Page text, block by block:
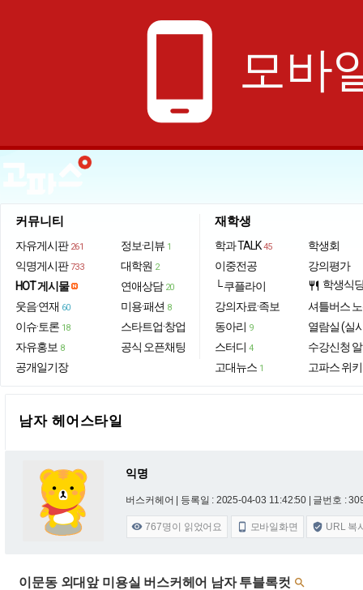
phone_android 모바
커뮤니티
자유게시판 261
익명게시판 733
HOT 게시물
웃음·연재 60
이슈·토론 18
자유홍보 8
공개일기장
정보·리뷰 1
대학원 2
연애상담 20
미용·패션 8
스타트업·창업
공식 오픈채팅
재학생
학과 TALK 45
이중전공
└ 쿠플라이
강의자료·족보
동아리 9
스터디 4
고대뉴스 1
학생회
강의평가
restaurant 학생식
셔틀버스
열람실 (실
수강신청
고파스 위키
남자 헤어스타일
익명
버스커헤어 | 등록일 : 2025-04-03 11:42:50 | 글번호 :
 767명이 읽었어요  모바일화면  URL 복
이문동 외대앞 미용실 버스커헤어 남자 투블록컷 